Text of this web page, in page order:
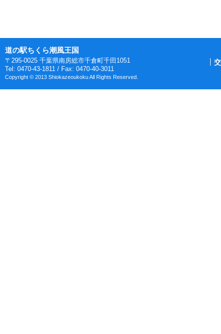
道の駅ちくら潮風王国
〒295-0025 千葉県南房総市千倉町千田1051
Tel: 0470-43-1811 / Fax: 0470-40-3011
Copyright © 2013 Shiokazeoukoku All Rights Reserved.